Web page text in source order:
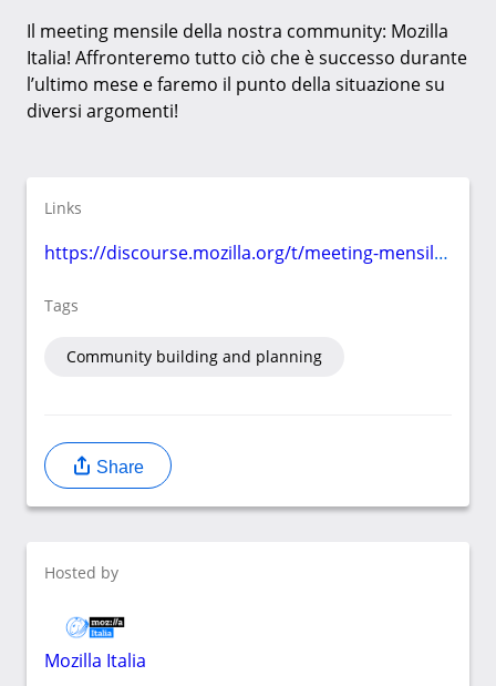
Il meeting mensile della nostra community: Mozilla
Italia! Affronteremo tutto ciò che è successo durante
l’ultimo mese e faremo il punto della situazione su
diversi argomenti!
Links
https://discourse.mozilla.org/t/meeting-mensile-novembre-2020/
Tags
Community building and planning
Share
Hosted by
Mozilla Italia